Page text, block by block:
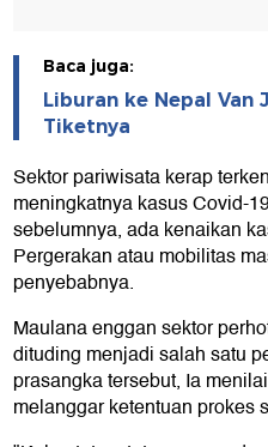
Baca juga:
Liburan ke Nepal Van
Tiketnya
Sektor pariwisata kerap
meningkatnya kasus Covid-
sebelumnya, ada kenaikan
Pergerakan atau mobilitas
penyebabnya.
Maulana enggan sektor
dituding menjadi salah satu
prasangka tersebut, Ia
melanggar ketentuan prokes